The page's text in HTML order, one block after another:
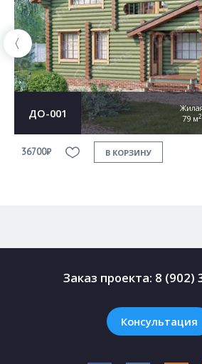
ДО-001
79 м2
36700₽ В КОРЗИНУ
Заказ проекта: 8 (902)
Консультация